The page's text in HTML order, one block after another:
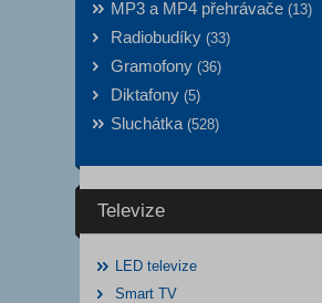
MP3 a MP4 přehrávače (13)
Radiobudíky (33)
Gramofony (36)
Diktafony (5)
Sluchátka (528)
Televize
LED televize
Smart TV